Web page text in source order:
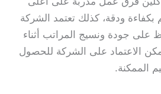
ودقة، كذلك تعتمد الشركة
على جودة ونسيج المراتب أثناء
الاعتماد على الشركة للحصول
الممكنة.